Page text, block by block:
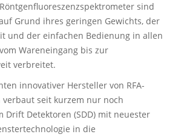
sind
Grund ihres geringen Gewichts, der
und der einfachen Bedienung in allen
Wareneingang bis zur
verbreitet.
innovativer Hersteller von RFA-
seit kurzem nur noch
Drift Detektoren (SDD) mit neuester
in die